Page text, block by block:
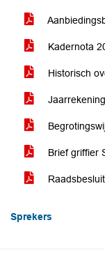
Kadernota
Historisch
Brief griffier
Sprekers